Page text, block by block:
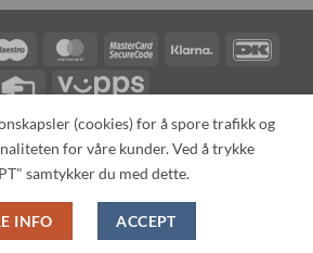
Maestro MasterCardMasterCardKlarna
Credit
Vipps
KONTAKT OSS
OM OSS
MIN KONTO ALL PRODUCTS
by Neo Tokyo Norway AS -With Love
from Japan-
(cookies) for å spore trafikk og
for våre kunder. Ved å trykke
samtykker du med dette.
INFO ACCEPT